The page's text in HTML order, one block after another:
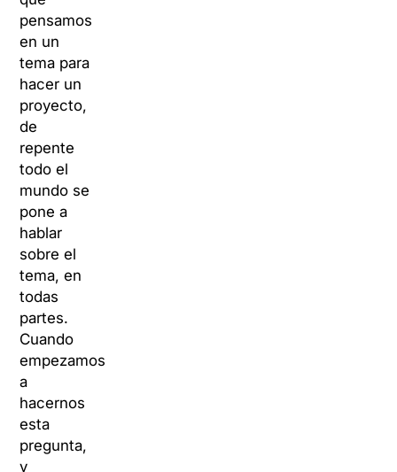
pensamos
en un
tema para
hacer un
proyecto,
de
repente
todo el
mundo se
pone a
hablar
sobre el
tema, en
todas
partes.
Cuando
empezamos
a
hacernos
esta
pregunta,
y